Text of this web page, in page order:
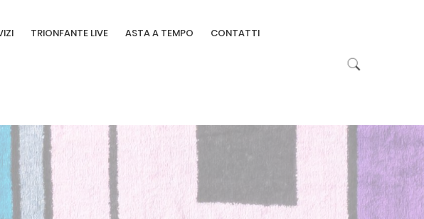
TRIONFANTE LIVE ASTA A TEMPO CONTATTI